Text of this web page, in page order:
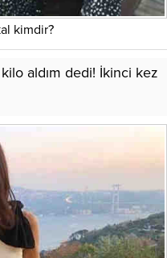
kimdir?
aldım dedi! İkinci kez